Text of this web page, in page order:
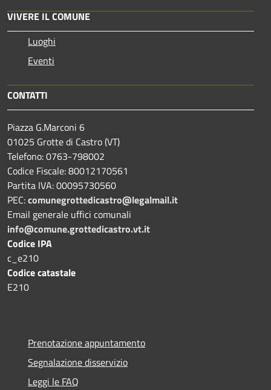
VIVERE IL COMUNE
Luoghi
Eventi
CONTATTI
Piazza G.Marconi 6
01025 Grotte di Castro (VT)
Telefono: 0763-798002
Codice Fiscale: 80012170561
Partita IVA: 00095730560
PEC:comunegrottedicastro@legalmail.it
Email generale uffici comunali
info@comune.grottedicastro.vt.it
Codice IPA
c_e210
Codice catastale
E210
Prenotazione appuntamento
Segnalazione disservizio
Leggi le FAQ